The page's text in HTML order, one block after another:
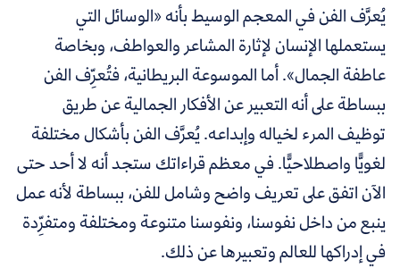
يُعرَّف الفن في المعجم الوسيط بأنه«الوسائل التي
يستعملها الإنسان لإثارة المشاعر والعواطف، وبخاصة
عاطفة الجمال».أما الموسوعة البريطانية، فتُعرِّف الفن
ببساطة على أنه التعبير عن الأفكار الجمالية عن طريق
توظيف المرء لخياله وإبداعه. يُعرَّف الفن بأشكال مختلفة
لغويًّا واصطلاحيًّا. في معظم قراءاتك ستجد أنه لا أحد حتى
الآن اتفق على تعريف واضح وشامل للفن، ببساطة لأنه عمل
ينبع من داخل نفوسنا، ونفوسنا متنوعة ومختلفة ومتفرِّدة
في إدراكها للعالم وتعبيرها عن ذلك.